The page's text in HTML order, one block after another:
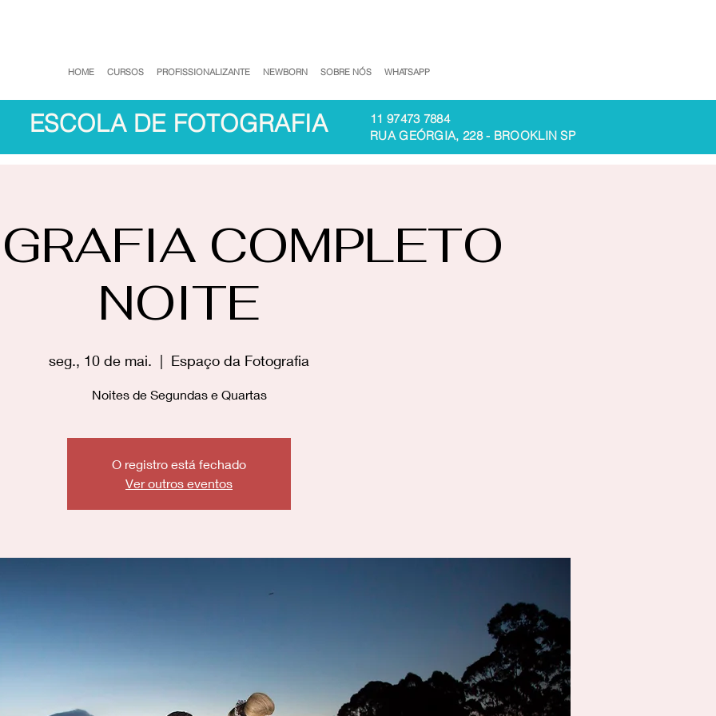
ESCOLA DE FOTOGRAFIA
11 97473 7884
RUA GEÓRGIA, 228 - BROOKLIN SP
HOME CURSOS PROFISSIONALIZANTE NEWBORN SOBRE NÓS WHATSAPP
COMPLETO
NOITE
seg., 10 de mai.
  |
Espaço da Fotografia
Noites de Segundas e Quartas
O registro está fechado
Ver outros eventos